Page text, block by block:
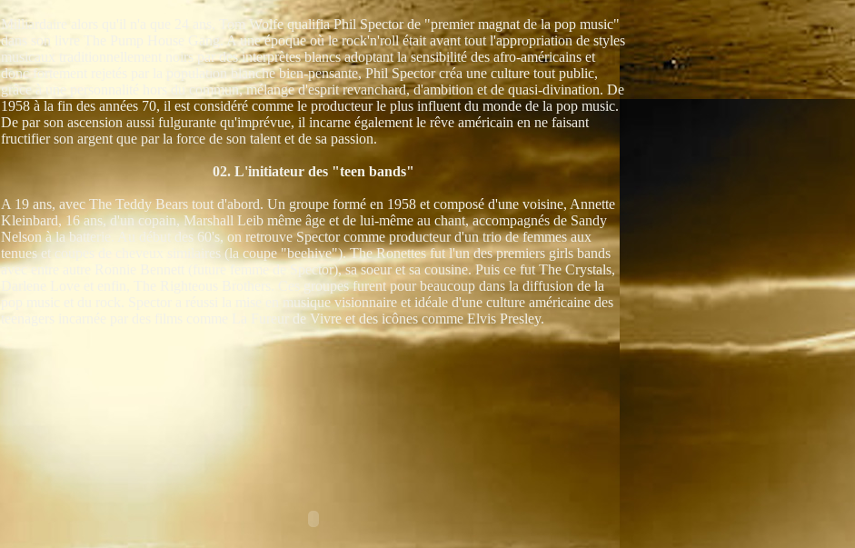
Milliardaire alors qu'il n'a que 24 ans, Tom Wolfe qualifia Phil Spector de "premier magnat de la pop music"
dans son livre The Pump House Gang. A une époque où le rock'n'roll était avant tout l'appropriation de styles
musicaux traditionnellement noirs par des interprètes blancs adoptant la sensibilité des afro-américains et
donc fortement rejetés par la population blanche bien-pensante, Phil Spector créa une culture tout public,
grâce à une personnalité hors du commun, mélange d'esprit revanchard, d'ambition et de quasi-divination. De
1958 à la fin des années 70, il est considéré comme le producteur le plus influent du monde de la pop music.
De par son ascension aussi fulgurante qu'imprévue, il incarne également le rêve américain en ne faisant
fructifier son argent que par la force de son talent et de sa passion.
02. L'initiateur des "teen bands"
A 19 ans, avec The Teddy Bears tout d'abord. Un groupe formé en 1958 et composé d'une voisine, Annette
Kleinbard, 16 ans, d'un copain, Marshall Leib même âge et de lui-même au chant, accompagnés de Sandy
Nelson à la batterie. Au début des 60's, on retrouve Spector comme producteur d'un trio de femmes aux
tenues et coupes de cheveux similaires (la coupe "beehive"). The Ronettes fut l'un des premiers girls bands
avec entre autre Ronnie Bennett (future femme de Spector), sa soeur et sa cousine. Puis ce fut The Crystals,
Darlene Love et enfin, The Righteous Brothers. Ces groupes furent pour beaucoup dans la diffusion de la
pop music et du rock. Spector a réussi la mise en musique visionnaire et idéale d'une culture américaine des
teenagers incarnée par des films comme La Fureur de Vivre et des icônes comme Elvis Presley.